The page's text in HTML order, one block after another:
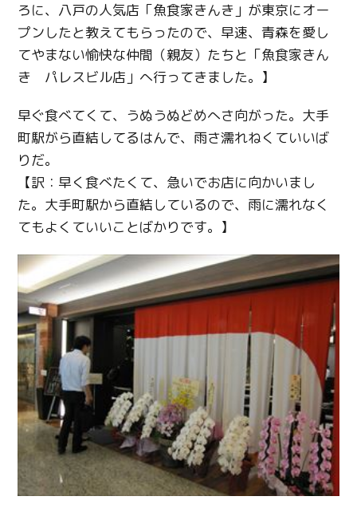
ろに、八戸の人気店「魚食家きんき」が東京にオー
プンしたと教えてもらったので、早速、青森を愛し
てやまない愉快な仲間（親友）たちと「魚食家きん
き パレスビル店」へ行ってきました。】
早ぐ食べてくて、うぬうぬどめへさ向がった。大手
町駅がら直結してるはんで、雨さ濡れねくていいば
りだ。
【訳：早く食べたくて、急いでお店に向かいまし
た。大手町駅から直結しているので、雨に濡れなく
てもよくていいことばかりです。】